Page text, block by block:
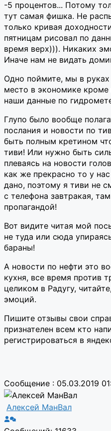
-5 процентов... Потому
тут самая фишка. Не
только кривая
пятницам рисовал по
время верх))). Никаких
Иначе нам не видать
Одно поймите, мы в
место в экономике кроме
наши данные по
Глупо было вообще
послания и новости по
быть полным кретином
тиви! Или нужно быть
плеваясь на новости
как же прекрасно то у
дано, поэтому я тиви не
с телефона завтракая,
пропагандой!
Вот видите читая мой
не туда или сюда
бараны!
А новости по нефти это
кухня, все время против
целиком в Радугу,
эмоций.
Пишите отзывы свои
признателен всем кто
регистрироваться в
Сообщение : 05.03.2019
Алексей МанВал